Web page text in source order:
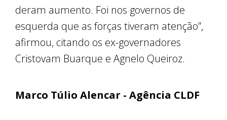
deram aumento. Foi nos governos de
esquerda que as forças tiveram atenção”,
afirmou, citando os ex-governadores
Cristovam Buarque e Agnelo Queiroz.
Marco Túlio Alencar - Agência CLDF